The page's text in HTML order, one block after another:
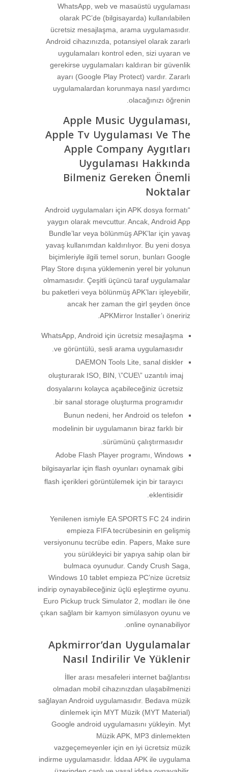
WhatsApp, web ve masaüstü uygulaması
olarak PC’de (bilgisayarda) kullanılabilen
ücretsiz mesajlaşma, arama uygulamasıdır.
Android cihazınızda, potansiyel olarak zararlı
uygulamaları kontrol eden, sizi uyaran ve
gerekirse uygulamaları kaldıran bir güvenlik
ayarı (Google Play Protect) vardır. Zararlı
uygulamalardan korunmaya nasıl yardımcı
olacağınızı öğrenin.
Apple Music Uygulaması,
Apple Tv Uygulaması Ve The
Apple Company Aygıtları
Uygulaması Hakkında
Bilmeniz Gereken Önemli
Noktalar
“Android uygulamaları için APK dosya formatı
yaygın olarak mevcuttur. Ancak, Android App
Bundle’lar veya bölünmüş APK’lar için yavaş
yavaş kullanımdan kaldırılıyor. Bu yeni dosya
biçimleriyle ilgili temel sorun, bunları Google
Play Store dışına yüklemenin yerel bir yolunun
olmamasıdır. Çeşitli üçüncü taraf uygulamalar
bu paketleri veya bölünmüş APK’ları işleyebilir,
ancak her zaman the girl şeyden önce
APKMirror Installer’ı öneririz.
WhatsApp, Android için ücretsiz mesajlaşma
ve görüntülü, sesli arama uygulamasıdır.
DAEMON Tools Lite, sanal diskler
oluşturarak ISO, BIN, \”CUE\” uzantılı imaj
dosyalarını kolayca açabileceğiniz ücretsiz
bir sanal storage oluşturma programıdır.
Bunun nedeni, her Android os telefon
modelinin bir uygulamanın biraz farklı bir
sürümünü çalıştırmasıdır.
Adobe Flash Player programı, Windows
bilgisayarlar için flash oyunları oynamak gibi
flash içerikleri görüntülemek için bir tarayıcı
eklentisidir.
Yenilenen ismiyle EA SPORTS FC 24 indirin
empieza FIFA tecrübesinin en gelişmiş
versiyonunu tecrübe edin. Papers, Make sure
you sürükleyici bir yapıya sahip olan bir
bulmaca oyunudur. Candy Crush Saga,
Windows 10 tablet empieza PC’nize ücretsiz
indirip oynayabileceğiniz üçlü eşleştirme oyunu.
Euro Pickup truck Simulator 2, modları ile öne
çıkan sağlam bir kamyon simülasyon oyunu ve
online oynanabiliyor.
Apkmirror’dan Uygulamalar
Nasıl Indirilir Ve Yüklenir
İller arası mesafeleri internet bağlantısı
olmadan mobil cihazınızdan ulaşabilmenizi
sağlayan Android uygulamasıdır. Bedava müzik
dinlemek için MYT Müzik (MYT Material)
Google android uygulamasını yükleyin. Myt
Müzik APK, MP3 dinlemekten
vazgeçemeyenler için en iyi ücretsiz müzik
indirme uygulamasıdır. İddaa APK ile uygulama